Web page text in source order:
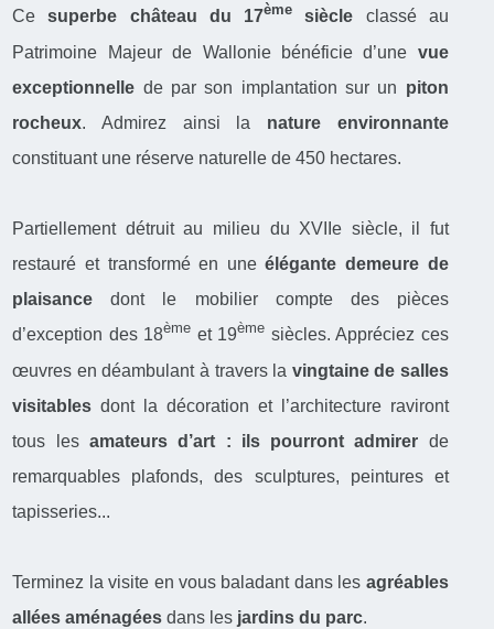
Cesuperbe château du 17ème siècle classé au
Patrimoine Majeur de Wallonie bénéficie d’une vue
exceptionnelle de par son implantation sur un piton
rocheux. Admirez ainsi la nature environnante
constituant une réserve naturelle de 450 hectares.
Partiellement détruit au milieu du XVIIe siècle, il fut
restauré et transformé en uneélégante demeure de
plaisance dont le mobilier compte des pièces
d’exception des 18ème et 19ème siècles. Appréciez ces
œuvres en déambulant à travers la vingtaine de salles
visitables dont la décoration et l’architecture raviront
tous les amateurs d’art : ils pourront admirer de
remarquables plafonds, des sculptures, peintures et
tapisseries...
Terminez la visite en vous baladant dans les agréables
allées aménagées dans les jardins du parc.